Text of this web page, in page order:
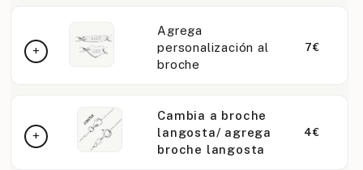
Agrega
personalización al
broche
7€
Cambia a broche
langosta/ agrega
broche langosta
4€